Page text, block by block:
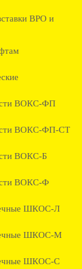
ВРО и
ВОКС-ФП
ВОКС-ФП-СТ
ВОКС-Б
ВОКС-Ф
ШКОС-Л
ШКОС-М
ШКОС-С